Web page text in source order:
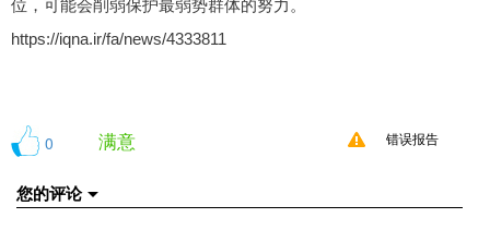
位，可能会削弱保护最弱势群体的努力。
https://iqna.ir/fa/news/4333811
0 满意 错误报告
您的评论